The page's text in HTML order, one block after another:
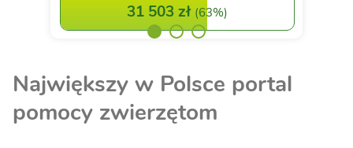
31 503 zł (63%)
Największy w Polsce portal
pomocy zwierzętom